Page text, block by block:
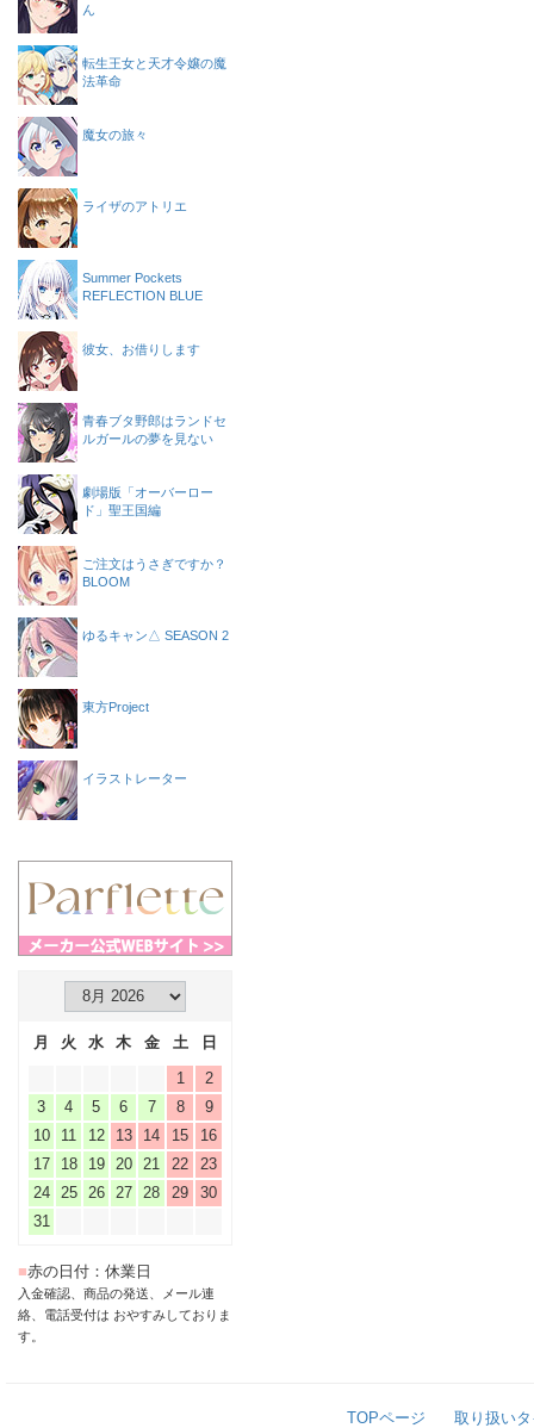
ん
転生王女と天才令嬢の魔
法革命
魔女の旅々
ライザのアトリエ
Summer Pockets
REFLECTION BLUE
彼女、お借りします
青春ブタ野郎はランドセ
ルガールの夢を見ない
劇場版「オーバーロー
ド」聖王国編
ご注文はうさぎですか？
BLOOM
ゆるキャン△ SEASON 2
東方Project
イラストレーター
月 火 水 木 金 土
日
1
2
3
4 5 6 7 8
9
10
11 12 13 14 15
16
17
18 19 20 21 22
23
24
25 26 27 28 29
30
31
■赤の日付：休業日
入金確認、商品の発送、メール連
絡、電話受付は おやすみしておりま
す。
TOPページ 取り扱い